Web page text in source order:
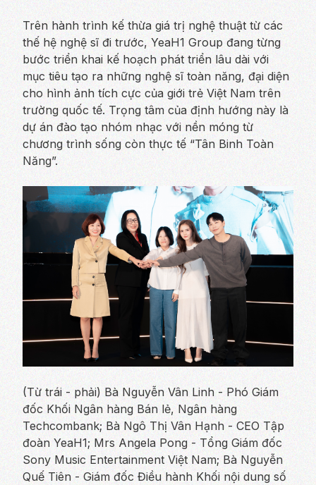
Trên hành trình kế thừa giá trị nghệ thuật từ các
thế hệ nghệ sĩ đi trước, YeaH1 Group đang từng
bước triển khai kế hoạch phát triển lâu dài với
mục tiêu tạo ra những nghệ sĩ toàn năng, đại diện
cho hình ảnh tích cực của giới trẻ Việt Nam trên
trường quốc tế. Trọng tâm của định hướng này là
dự án đào tạo nhóm nhạc với nền móng từ
chương trình sống còn thực tế “Tân Binh Toàn
Năng”.
(Từ trái - phải) Bà Nguyễn Vân Linh - Phó Giám
đốc Khối Ngân hàng Bán lẻ, Ngân hàng
Techcombank; Bà Ngô Thị Vân Hạnh - CEO Tập
đoàn YeaH1; Mrs Angela Pong - Tổng Giám đốc
Sony Music Entertainment Việt Nam; Bà Nguyễn
Quế Tiên - Giám đốc Điều hành Khối nội dung số